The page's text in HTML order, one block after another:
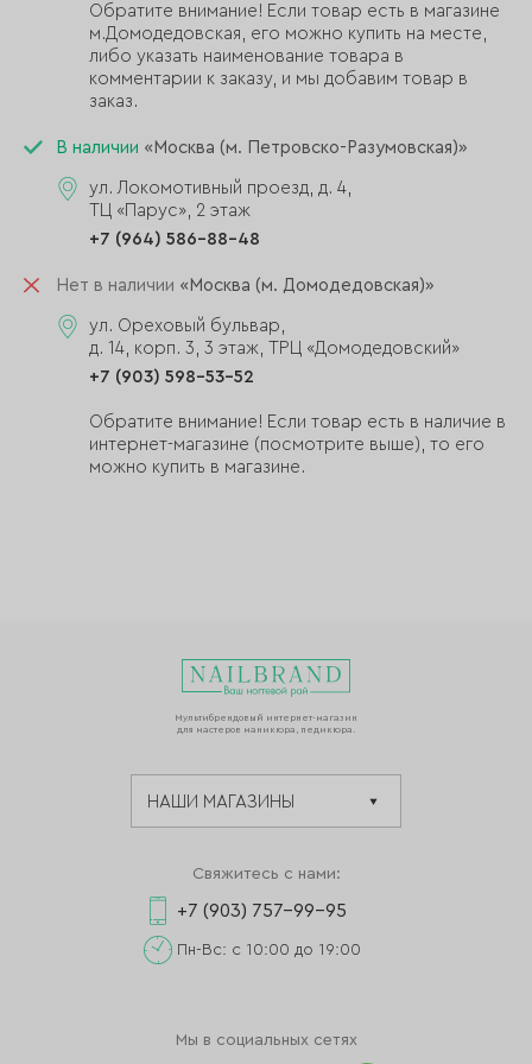
Обратите внимание! Если товар есть в магазине
м.Домодедовская, его можно купить на месте,
либо указать наименование товара в
комментарии к заказу, и мы добавим товар в
заказ.
В наличии «Москва (м. Петровско-Разумовская)»
ул. Локомотивный проезд, д. 4,
ТЦ «Парус», 2 этаж
+7 (964) 586-88-48
Нет в наличии «Москва (м. Домодедовская)»
ул. Ореховый бульвар,
д. 14, корп. 3, 3 этаж, ТРЦ «Домодедовский»
+7 (903) 598-53-52
Обратите внимание! Если товар есть в наличие в
интернет-магазине (посмотрите выше), то его
можно купить в магазине.
Мультибрендовый интернет-магазин
для мастеров маникюра, педикюра.
Свяжитесь с нами:
+7 (903) 757-99-95
Пн-Вс: с 10:00 до 19:00
Мы в социальных сетях